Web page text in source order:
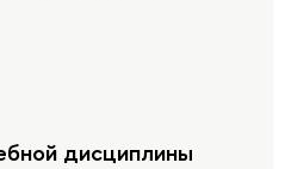
дисциплины